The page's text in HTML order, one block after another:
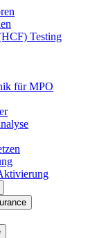
Testing
für MPO